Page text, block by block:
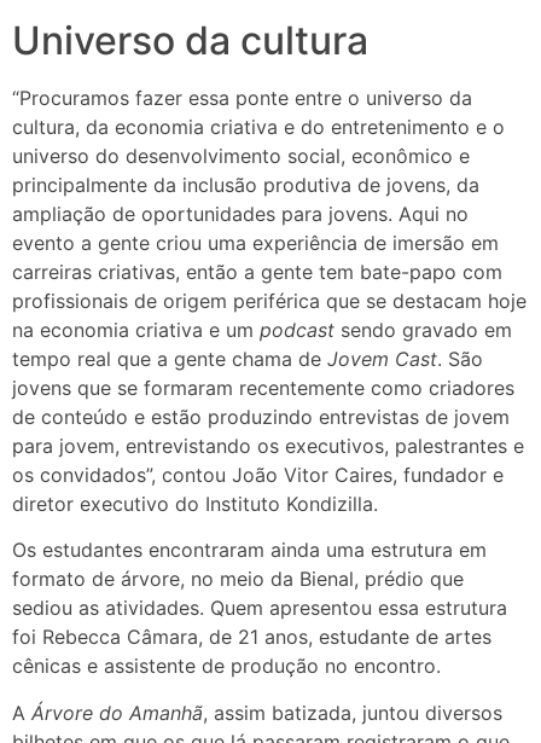
Universo da cultura
“Procuramos fazer essa ponte entre o universo da
cultura, da economia criativa e do entretenimento e o
universo do desenvolvimento social, econômico e
principalmente da inclusão produtiva de jovens, da
ampliação de oportunidades para jovens. Aqui no
evento a gente criou uma experiência de imersão em
carreiras criativas, então a gente tem bate-papo com
profissionais de origem periférica que se destacam hoje
na economia criativa e um podcast sendo gravado em
tempo real que a gente chama de Jovem Cast. São
jovens que se formaram recentemente como criadores
de conteúdo e estão produzindo entrevistas de jovem
para jovem, entrevistando os executivos, palestrantes e
os convidados”, contou João Vitor Caires, fundador e
diretor executivo do Instituto Kondizilla.
Os estudantes encontraram ainda uma estrutura em
formato de árvore, no meio da Bienal, prédio que
sediou as atividades. Quem apresentou essa estrutura
foi Rebecca Câmara, de 21 anos, estudante de artes
cênicas e assistente de produção no encontro.
A Árvore do Amanhã, assim batizada, juntou diversos